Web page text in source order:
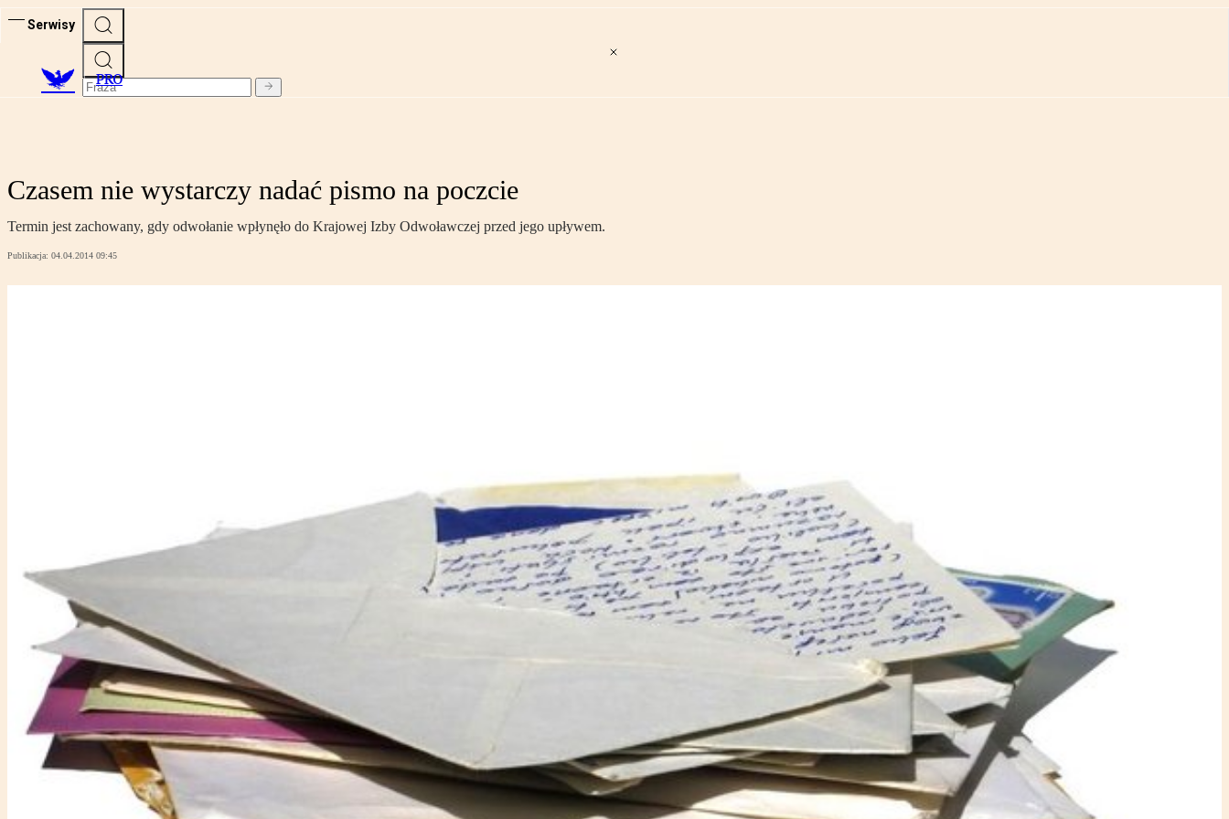
Serwisy
PRO
Czasem nie wystarczy nadać pismo na poczcie
Termin jest zachowany, gdy odwołanie wpłynęło do Krajowej Izby Odwoławczej przed jego upływem.
Publikacja: 04.04.2014 09:45